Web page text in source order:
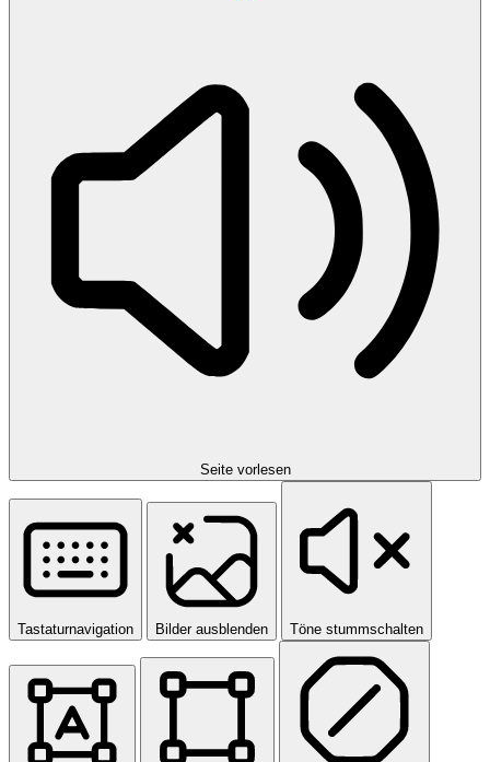
Seite vorlesen
Tastaturnavigation Bilder ausblenden Töne stummschalten